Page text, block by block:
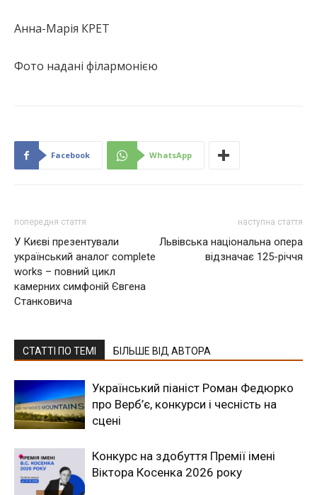
Анна-Марія КРЕТ
Фото надані філармонією
Facebook WhatsApp
попередня стаття
У Києві презентували
український аналог complete
works – повний цикл
камерних симфоній Євгена
Станковича
наступна стаття
Львівська національна опера
відзначає 125-річчя
СТАТТІ ПО ТЕМІ БІЛЬШЕ ВІД АВТОРА
Український піаніст Роман Федюрко
про Верб’є, конкурси і чесність на
сцені
Конкурс на здобуття Премії імені
Віктора Косенка 2026 року